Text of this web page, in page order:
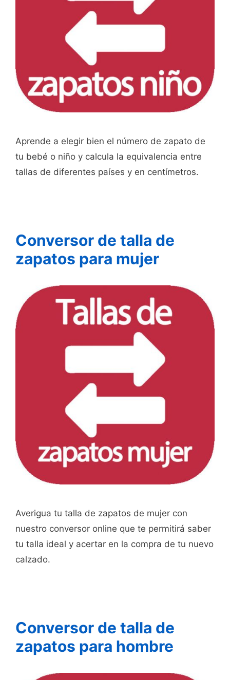
Aprende a elegir bien el número de zapato de
tu bebé o niño y calcula la equivalencia entre
tallas de diferentes países y en centímetros.
Conversor de talla de
zapatos para mujer
Averigua tu talla de zapatos de mujer con
nuestro conversor online que te permitirá saber
tu talla ideal y acertar en la compra de tu nuevo
calzado.
Conversor de talla de
zapatos para hombre